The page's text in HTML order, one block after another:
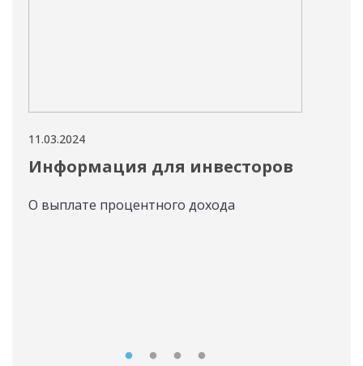
11.03.2024
Информация для инвесторов
О выплате процентного дохода